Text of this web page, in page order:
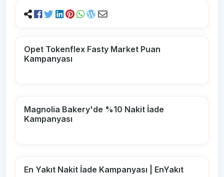
Opet Tokenflex Fasty Market Puan
Kampanyası
Magnolia Bakery'de %10 Nakit İade
Kampanyası
En Yakıt Nakit İade Kampanyası | EnYakıt